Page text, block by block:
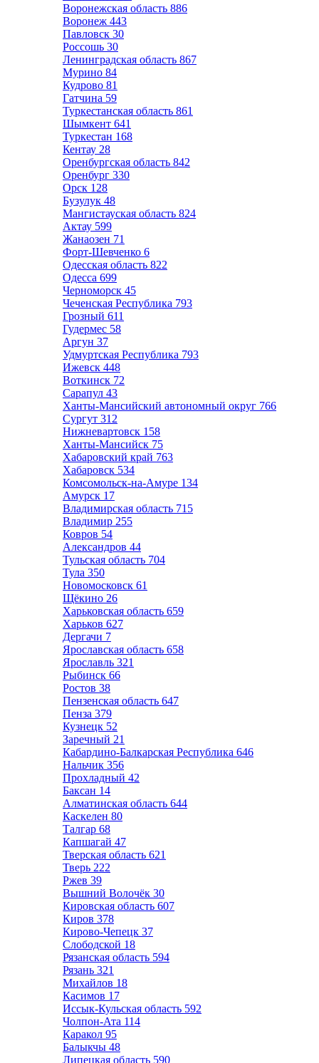
Воронежская область 886
Воронеж 443
Павловск 30
Россошь 30
Ленинградская область 867
Мурино 84
Кудрово 81
Гатчина 59
Туркестанская область 861
Шымкент 641
Туркестан 168
Кентау 28
Оренбургская область 842
Оренбург 330
Орск 128
Бузулук 48
Мангистауская область 824
Актау 599
Жанаозен 71
Форт-Шевченко 6
Одесская область 822
Одесса 699
Черноморск 45
Чеченская Республика 793
Грозный 611
Гудермес 58
Аргун 37
Удмуртская Республика 793
Ижевск 448
Воткинск 72
Сарапул 43
Ханты-Мансийский автономный округ 766
Сургут 312
Нижневартовск 158
Ханты-Мансийск 75
Хабаровский край 763
Хабаровск 534
Комсомольск-на-Амуре 134
Амурск 17
Владимирская область 715
Владимир 255
Ковров 54
Александров 44
Тульская область 704
Тула 350
Новомосковск 61
Щёкино 26
Харьковская область 659
Харьков 627
Дергачи 7
Ярославская область 658
Ярославль 321
Рыбинск 66
Ростов 38
Пензенская область 647
Пенза 379
Кузнецк 52
Заречный 21
Кабардино-Балкарская Республика 646
Нальчик 356
Прохладный 42
Баксан 14
Алматинская область 644
Каскелен 80
Талгар 68
Капшагай 47
Тверская область 621
Тверь 222
Ржев 39
Вышний Волочёк 30
Кировская область 607
Киров 378
Кирово-Чепецк 37
Слободской 18
Рязанская область 594
Рязань 321
Михайлов 18
Касимов 17
Иссык-Кульская область 592
Чолпон-Ата 114
Каракол 95
Балыкчы 48
Липецкая область 590